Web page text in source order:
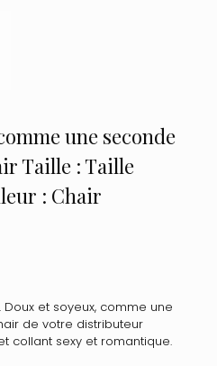
une seconde
Taille : Taille
: Chair
et soyeux, comme une
de votre distributeur
collant sexy et romantique.